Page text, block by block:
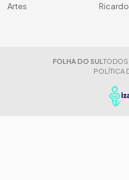
Artes
FOLHA DO SUL TODOS
POLÍTICA